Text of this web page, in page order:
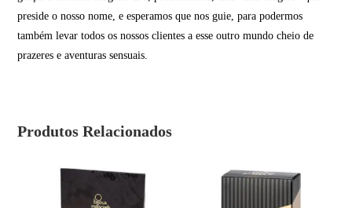
preside o nosso nome, e esperamos que nos guie, para podermos
também levar todos os nossos clientes a esse outro mundo cheio de
prazeres e aventuras sensuais.
Produtos Relacionados